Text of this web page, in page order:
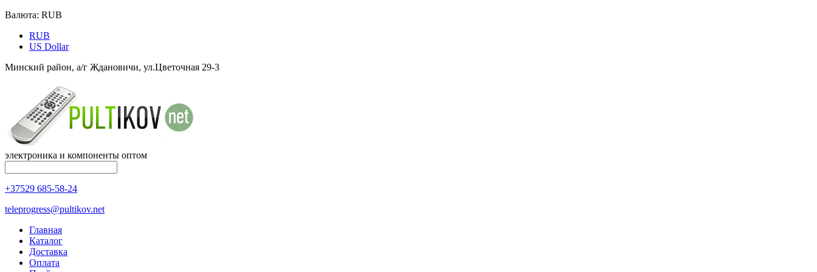
Валюта: RUB
RUB
US Dollar
Минский район, а/г Ждановичи, ул.Цветочная 29-3
электроника и компоненты оптом
+37529 685-58-24
teleprogress@pultikov.net
Главная
Каталог
Доставка
Оплата